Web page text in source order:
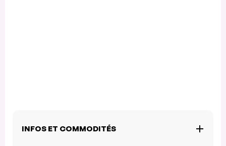
INFOS ET COMMODITÉS